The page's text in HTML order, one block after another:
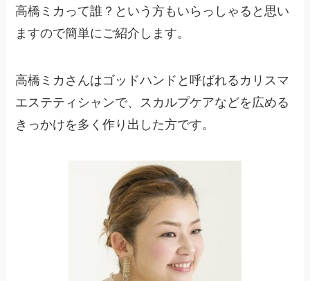
高橋ミカって誰？という方もいらっしゃると思い
ますので簡単にご紹介します。
高橋ミカさんはゴッドハンドと呼ばれるカリスマ
エステティシャンで、スカルプケアなどを広める
きっかけを多く作り出した方です。